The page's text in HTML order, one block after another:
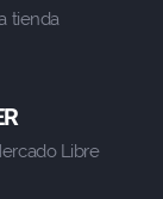
tienda
Libre